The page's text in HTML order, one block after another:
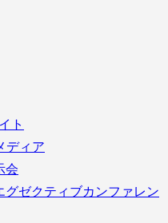
ト
ディア
会
ゼクティブカンファレン